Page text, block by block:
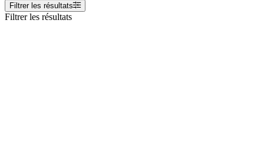
Filtrer les résultats
Filtrer les résultats